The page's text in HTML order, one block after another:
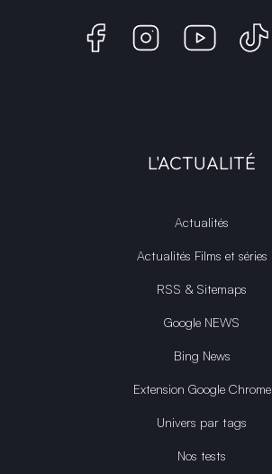
L'ACTUALITÉ
Actualités
Actualités Films et séries
RSS & Sitemaps
Google NEWS
Bing News
Extension Google Chrome
Univers par tags
Nos tests